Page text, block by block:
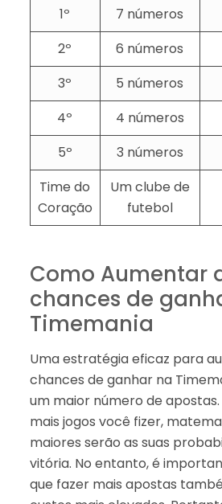
1º 7 números
2º
6 números
3º
5 números
4º
4 números
5º
3 números
Time do
Coração
Um clube de
futebol
Como Aumentar
chances de
Timemania
Uma estratégia eficaz para
chances de ganhar na
um maior número de
mais jogos você fizer,
maiores serão as suas
vitória. No entanto, é
que fazer mais apostas